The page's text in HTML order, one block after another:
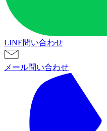
LINE問い合わせ
メール問い合わせ